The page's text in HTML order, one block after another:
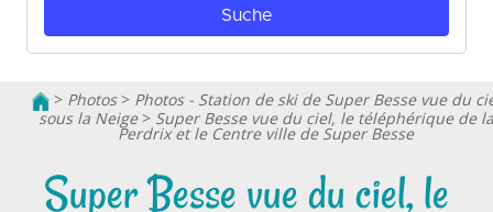
> Photos> Photos - Station de ski de Super Besse vue du
sous la Neige> Super Besse vue du ciel, le téléphérique de la
Perdrix et le Centre ville de Super Besse
Super Besse vue du ciel, le